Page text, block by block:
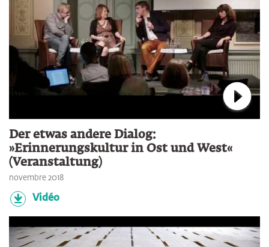
Der etwas andere Dialog:
»Erinnerungskultur in Ost und West«
(Veranstaltung)
novembre 2018
Vidéo